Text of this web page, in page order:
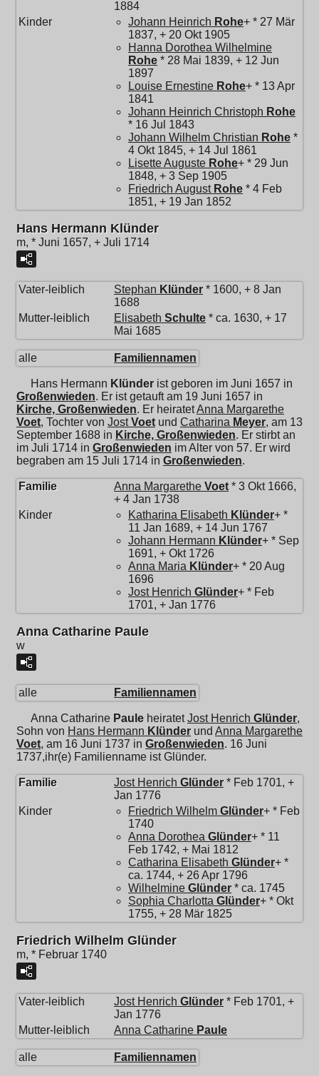
1884
Kinder
Johann Heinrich Rohe+ * 27 Mär
1837, + 20 Okt 1905
Hanna Dorothea Wilhelmine
Rohe * 28 Mai 1839, + 12 Jun
1897
Louise Ernestine Rohe+ * 13 Apr
1841
Johann Heinrich Christoph Rohe
* 16 Jul 1843
Johann Wilhelm Christian Rohe *
4 Okt 1845, + 14 Jul 1861
Lisette Auguste Rohe+ * 29 Jun
1848, + 3 Sep 1905
Friedrich August Rohe * 4 Feb
1851, + 19 Jan 1852
Hans Hermann Klünder
m, * Juni 1657, + Juli 1714
Vater-leiblich Stephan Klünder * 1600, + 8 Jan
1688
Mutter-leiblich
Elisabeth Schulte * ca. 1630, + 17
Mai 1685
alle Familiennamen
Hans Hermann Klünder ist geboren im Juni 1657 in
Großenwieden. Er ist getauft am 19 Juni 1657 in
Kirche, Großenwieden. Er heiratetAnna Margarethe
Voet, Tochter von Jost Voet und Catharina Meyer, am 13
September 1688 in Kirche, Großenwieden. Er stirbt an
im Juli 1714 in Großenwieden im Alter von 57. Er wird
begraben am 15 Juli 1714 in Großenwieden.
Familie Anna Margarethe Voet * 3 Okt 1666,
+ 4 Jan 1738
Kinder
Katharina Elisabeth Klünder+ *
11 Jan 1689, + 14 Jun 1767
Johann Hermann Klünder+ * Sep
1691, + Okt 1726
Anna Maria Klünder+ * 20 Aug
1696
Jost Henrich Glünder+ * Feb
1701, + Jan 1776
Anna Catharine Paule
w
alle Familiennamen
Anna Catharine Paule heiratetJost Henrich Glünder,
Sohn von Hans Hermann Klünder und Anna Margarethe
Voet, am 16 Juni 1737 in Großenwieden. 16 Juni
1737,ihr(e) Familienname ist Glünder.
Familie Jost Henrich Glünder * Feb 1701, +
Jan 1776
Kinder
Friedrich Wilhelm Glünder+ * Feb
1740
Anna Dorothea Glünder+ * 11
Feb 1742, + Mai 1812
Catharina Elisabeth Glünder+ *
ca. 1744, + 26 Apr 1796
Wilhelmine Glünder * ca. 1745
Sophia Charlotta Glünder+ * Okt
1755, + 28 Mär 1825
Friedrich Wilhelm Glünder
m, * Februar 1740
Vater-leiblich Jost Henrich Glünder * Feb 1701, +
Jan 1776
Mutter-leiblich
Anna Catharine Paule
alle Familiennamen